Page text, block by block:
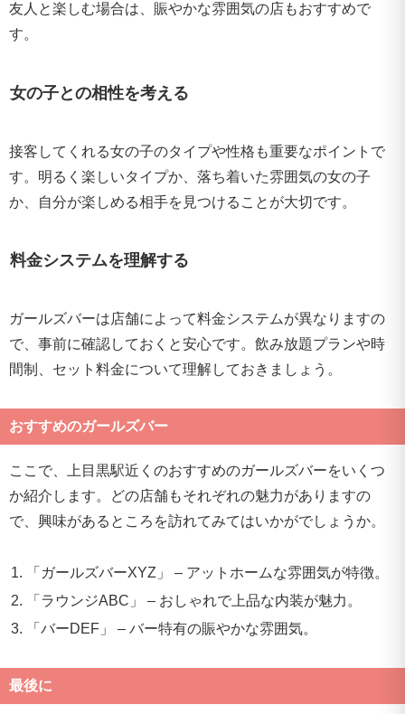
友人と楽しむ場合は、賑やかな雰囲気の店もおすすめで
す。
女の子との相性を考える
接客してくれる女の子のタイプや性格も重要なポイントで
す。明るく楽しいタイプか、落ち着いた雰囲気の女の子
か、自分が楽しめる相手を見つけることが大切です。
料金システムを理解する
ガールズバーは店舗によって料金システムが異なりますの
で、事前に確認しておくと安心です。飲み放題プランや時
間制、セット料金について理解しておきましょう。
おすすめのガールズバー
ここで、上目黒駅近くのおすすめのガールズバーをいくつ
か紹介します。どの店舗もそれぞれの魅力がありますの
で、興味があるところを訪れてみてはいかがでしょうか。
「ガールズバーXYZ」 – アットホームな雰囲気が特徴。
「ラウンジABC」 – おしゃれで上品な内装が魅力。
「バーDEF」 – バー特有の賑やかな雰囲気。
最後に